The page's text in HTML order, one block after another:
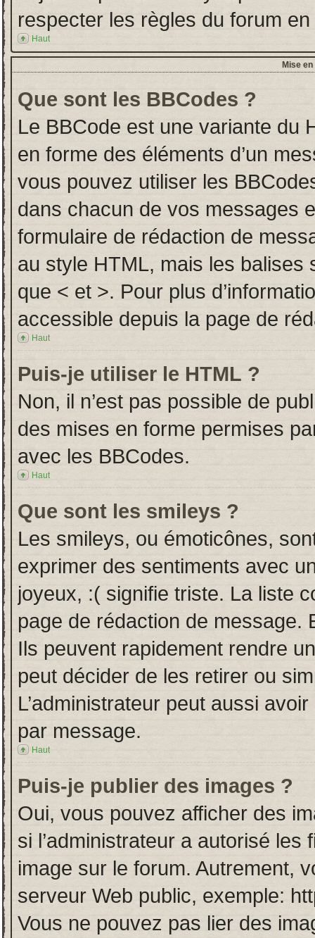
respecter les règles du forum
Haut
Mise
Que sont les BBCodes ?
Le BBCode est une variante du
en forme des éléments d’un
vous pouvez utiliser les
dans chacun de vos messages
formulaire de rédaction de
au style HTML, mais les
que < et >. Pour plus
accessible depuis la page de
Haut
Puis-je utiliser le HTML ?
Non, il n’est pas possible de
des mises en forme permises
avec les BBCodes.
Haut
Que sont les smileys ?
Les smileys, ou émoticônes,
exprimer des sentiments avec
joyeux, :( signifie triste. La liste
page de rédaction de message.
Ils peuvent rapidement rendre
peut décider de les retirer ou
L’administrateur peut aussi
par message.
Haut
Puis-je publier des images ?
Oui, vous pouvez afficher des
si l’administrateur a autorisé
image sur le forum. Autrement,
serveur Web public, exemple:
Vous ne pouvez pas lier des